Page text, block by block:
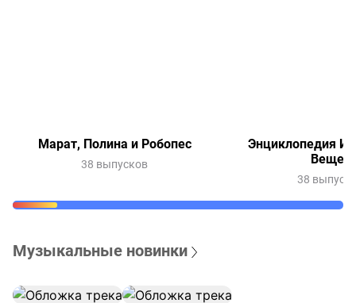
Марат, Полина и Робопес
38 выпусков
Энциклопедия
Вещей
38
Музыкальные новинки